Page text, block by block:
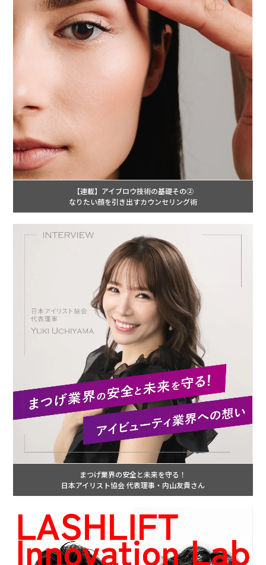
【連載】アイブロウ技術の基礎その②
なりたい顔を引き出すカウンセリング術
まつげ業界の安全と未来を守る！
日本アイリスト協会 代表理事・内山友貴さん